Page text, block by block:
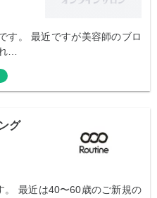
す。 最近ですが美容師のブロ
…
グ
。 最近は40〜60歳のご新規の